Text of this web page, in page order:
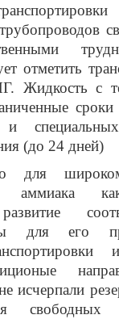
отметить
Жидкость с
сроки
(до 24 дней)
для
аммиака
для его
исчерпали
свободных